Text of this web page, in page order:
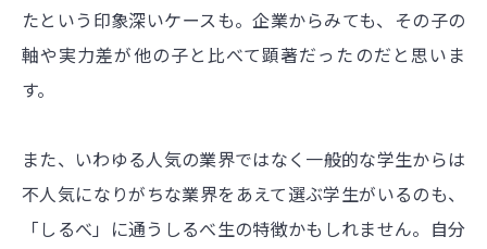
たという印象深いケースも。企業からみても、その子の
軸や実力差が他の子と比べて顕著だったのだと思いま
す。
また、いわゆる人気の業界ではなく一般的な学生からは
不人気になりがちな業界をあえて選ぶ学生がいるのも、
「しるべ」に通うしるべ生の特徴かもしれません。自分